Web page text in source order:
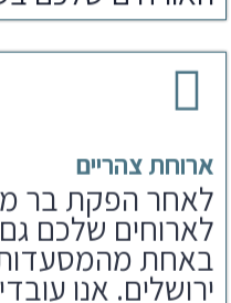
לאחר הפקת בר
לארוחים שלכם
באחת
ירושלים. אנו
מסעדות שתוכלו